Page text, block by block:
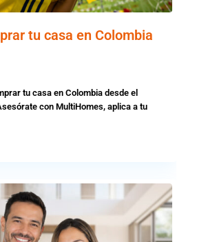
tu casa en Colombia
tu casa en Colombia desde el
con MultiHomes, aplica a tu